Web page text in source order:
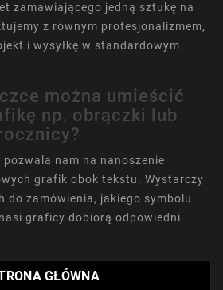
zamawiającego jedną sztukę na
z równym profesjonalizmem,
i wysyłkę w standardowym
można umieścić
np. obrączki lub
nam na nanoszenie
grafik obok tekstu. Wystarczy
do zamówienia, jakiego symbolu
graficy dobiorą odpowiedni
GŁÓWNA